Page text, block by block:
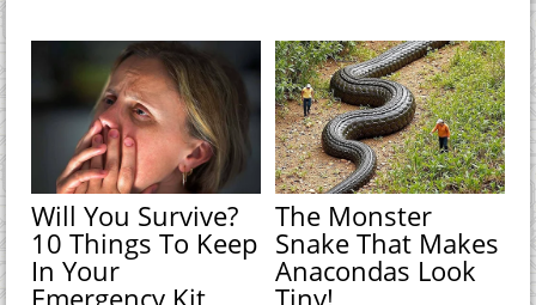
Will You Survive?
10 Things To Keep
In Your
Emergency Kit
The Monster
Snake That Makes
Anacondas Look
Tiny!